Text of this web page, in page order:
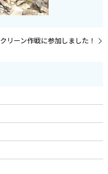
クリーン作戦に参加しました！